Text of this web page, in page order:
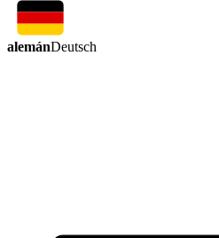
alemánDeutsch